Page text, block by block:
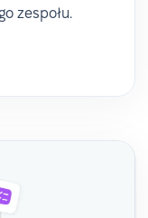
zespołu.